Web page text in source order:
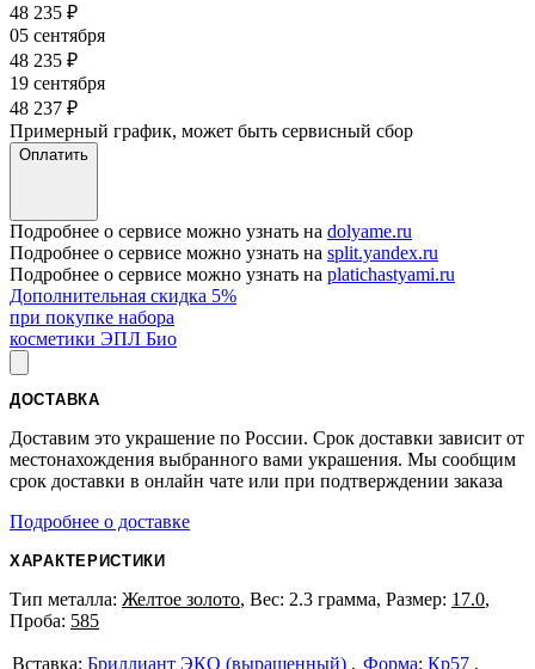
48 235 ₽
05 сентября
48 235 ₽
19 сентября
48 237 ₽
Примерный график, может быть сервисный сбор
Оплатить
Подробнее о сервисе можно узнать на dolyame.ru
Подробнее о сервисе можно узнать на split.yandex.ru
Подробнее о сервисе можно узнать на platichastyami.ru
Дополнительная скидка 5%
при покупке набора
косметики ЭПЛ Био
ДОСТАВКА
Доставим это украшение по России. Срок доставки зависит от
местонахождения выбранного вами украшения. Мы сообщим
срок доставки в онлайн чате или при подтверждении заказа
Подробнее о доставке
ХАРАКТЕРИСТИКИ
Тип металла: Желтое золото, Вес: 2.3 грамма, Размер: 17.0,
Проба: 585
Бриллиант ЭКО (выращенный) Форма: Кр57